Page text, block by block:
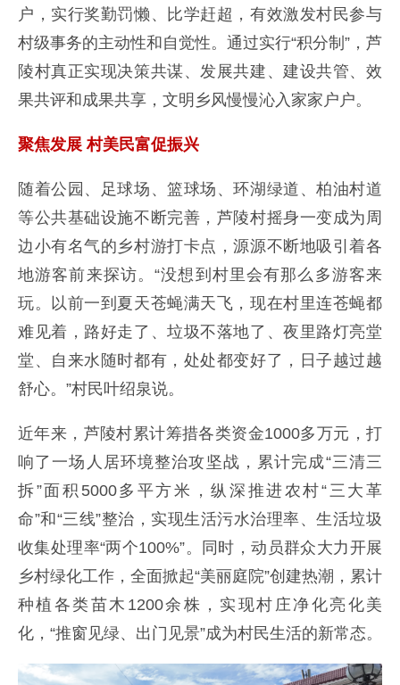
户，实行奖勤罚懒、比学赶超，有效激发村民参与
村级事务的主动性和自觉性。通过实行“积分制”，芦
陵村真正实现决策共谋、发展共建、建设共管、效
果共评和成果共享，文明乡风慢慢沁入家家户户。
聚焦发展 村美民富促振兴
随着公园、足球场、篮球场、环湖绿道、柏油村道
等公共基础设施不断完善，芦陵村摇身一变成为周
边小有名气的乡村游打卡点，源源不断地吸引着各
地游客前来探访。“没想到村里会有那么多游客来
玩。以前一到夏天苍蝇满天飞，现在村里连苍蝇都
难见着，路好走了、垃圾不落地了、夜里路灯亮堂
堂、自来水随时都有，处处都变好了，日子越过越
舒心。”村民叶绍泉说。
近年来，芦陵村累计筹措各类资金1000多万元，打
响了一场人居环境整治攻坚战，累计完成“三清三
拆”面积5000多平方米，纵深推进农村“三大革
命”和“三线”整治，实现生活污水治理率、生活垃圾
收集处理率“两个100%”。同时，动员群众大力开展
乡村绿化工作，全面掀起“美丽庭院”创建热潮，累计
种植各类苗木1200余株，实现村庄净化亮化美
化，“推窗见绿、出门见景”成为村民生活的新常态。